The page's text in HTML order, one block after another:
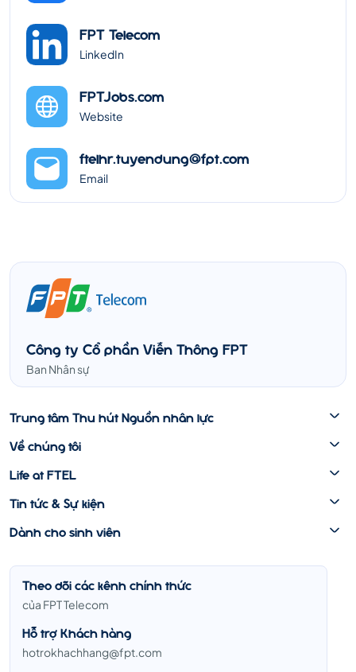
FPT Telecom
LinkedIn
FPTJobs.com
Website
ftelhr.tuyendung@fpt.com
Email
Công ty Cổ phần Viễn Thông FPT
Ban Nhân sự
Trung tâm Thu hút Nguồn nhân lực
Về chúng tôi
Life at FTEL
Tin tức & Sự kiện
Dành cho sinh viên
Theo dõi các kênh chính thức
của FPT Telecom
Hỗ trợ Khách hàng
hotrokhachhang@fpt.com